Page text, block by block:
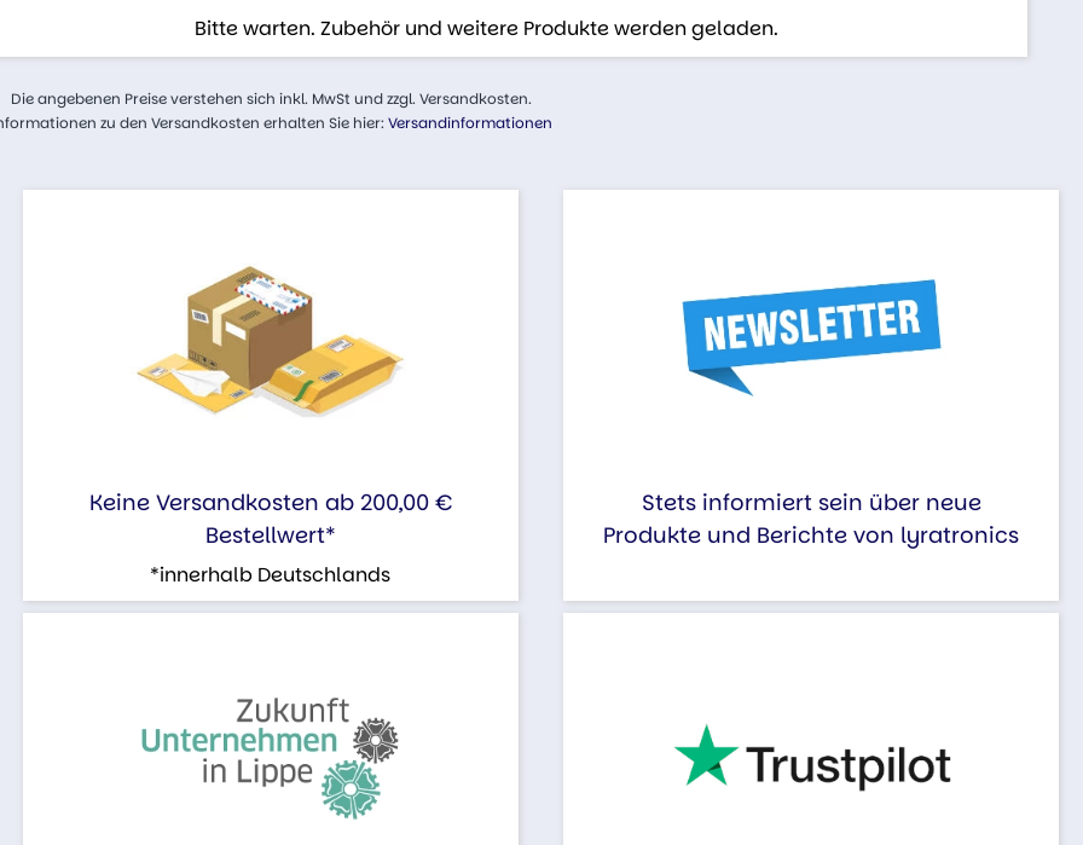
Bitte warten. Zubehör und weitere Produkte werden geladen.
Die angebenen Preise verstehen sich inkl. MwSt und zzgl. Versandkosten.
zu den Versandkosten erhalten Sie hier: Versandinformationen
Keine Versandkosten ab 200,00 €
Bestellwert*
*innerhalb Deutschlands
Stets informiert sein über neue
Produkte und Berichte von lyratronics